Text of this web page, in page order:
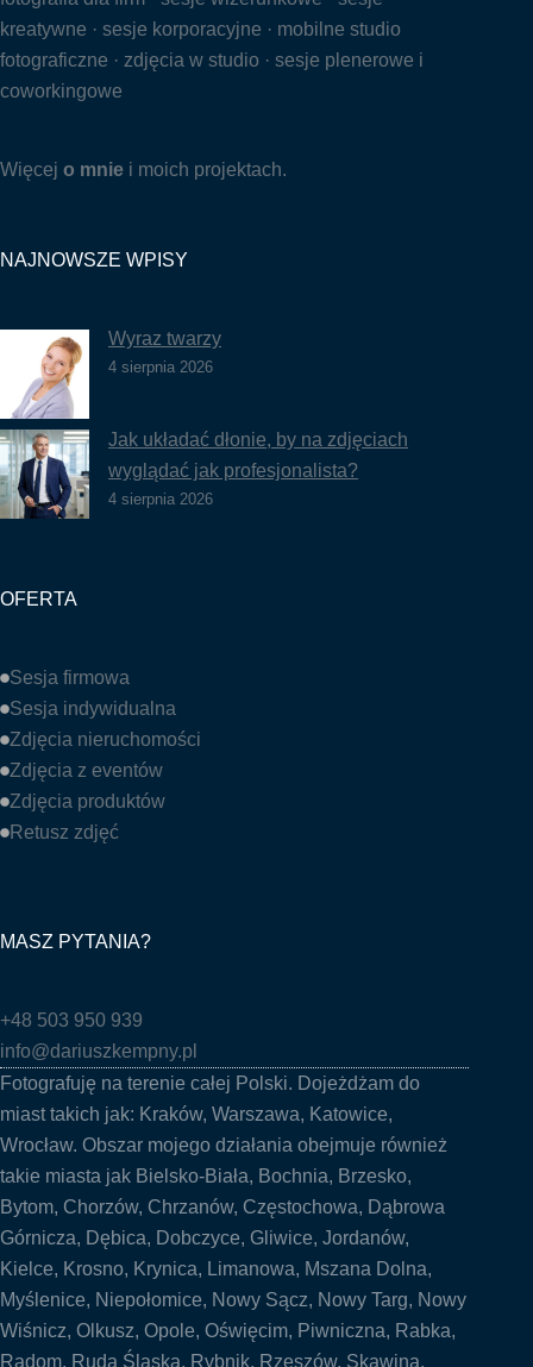
kreatywne · sesje korporacyjne · mobilne studio
fotograficzne · zdjęcia w studio · sesje plenerowe i
coworkingowe
Więcej o mnie i moich projektach.
NAJNOWSZE WPISY
Wyraz twarzy
4 sierpnia 2026
Jak układać dłonie, by na zdjęciach
wyglądać jak profesjonalista?
4 sierpnia 2026
OFERTA
Sesja firmowa
Sesja indywidualna
Zdjęcia nieruchomości
Zdjęcia z eventów
Zdjęcia produktów
Retusz zdjęć
MASZ PYTANIA?
+48 503 950 939
info@dariuszkempny.pl
Fotografuję na terenie całej Polski. Dojeżdżam do
miast takich jak: Kraków, Warszawa, Katowice,
Wrocław. Obszar mojego działania obejmuje również
takie miasta jak Bielsko-Biała, Bochnia, Brzesko,
Bytom, Chorzów, Chrzanów, Częstochowa, Dąbrowa
Górnicza, Dębica, Dobczyce, Gliwice, Jordanów,
Kielce, Krosno, Krynica, Limanowa, Mszana Dolna,
Myślenice, Niepołomice, Nowy Sącz, Nowy Targ, Nowy
Wiśnicz, Olkusz, Opole, Oświęcim, Piwniczna, Rabka,
Radom, Ruda Śląska, Rybnik, Rzeszów, Skawina,